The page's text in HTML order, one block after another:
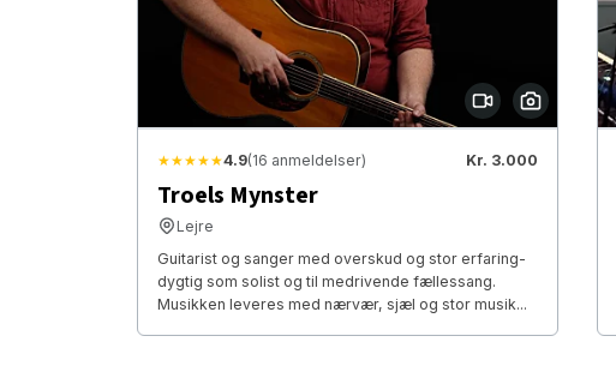
★★★★★4.9(16 anmeldelser) Kr. 3.000
Troels Mynster
Lejre
Guitarist og sanger med overskud og stor erfaring-
dygtig som solist og til medrivende fællessang.
Musikken leveres med nærvær, sjæl og stor musik...